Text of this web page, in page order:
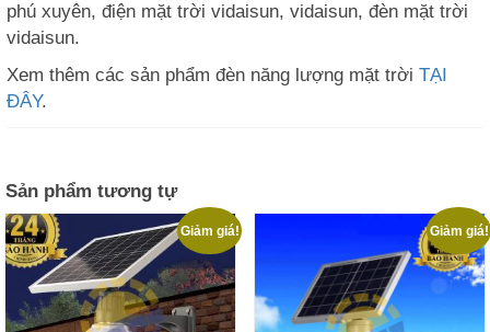
phú xuyên, điện mặt trời vidaisun, vidaisun, đèn mặt trời
vidaisun.
Xem thêm các sản phẩm đèn năng lượng mặt trời TẠI
ĐÂY.
Sản phẩm tương tự
Giảm giá! Giảm giá!